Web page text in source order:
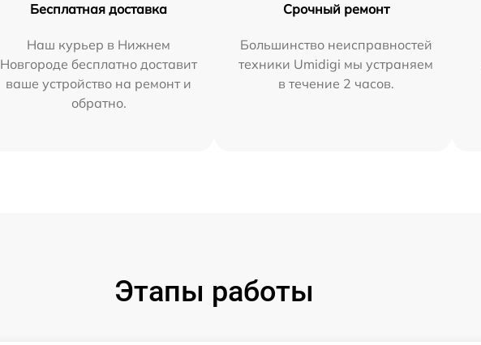
Бесплатная доставка
Наш курьер в Нижнем
Новгороде бесплатно доставит
ваше устройство на ремонт и
обратно.
Срочный ремонт
Большинство неисправностей
техники Umidigi мы устраняем
в течение 2 часов.
Этапы работы